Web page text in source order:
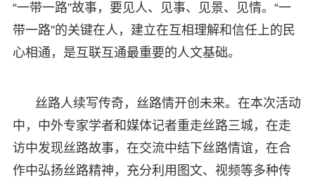
“一带一路”故事，要见人、见事、见景、见情。“一
带一路”的关键在人，建立在互相理解和信任上的民
心相通，是互联互通最重要的人文基础。
丝路人续写传奇，丝路情开创未来。在本次活动
中，中外专家学者和媒体记者重走丝路三城，在走
访中发现丝路故事，在交流中结下丝路情谊，在合
作中弘扬丝路精神，充分利用图文、视频等多种传